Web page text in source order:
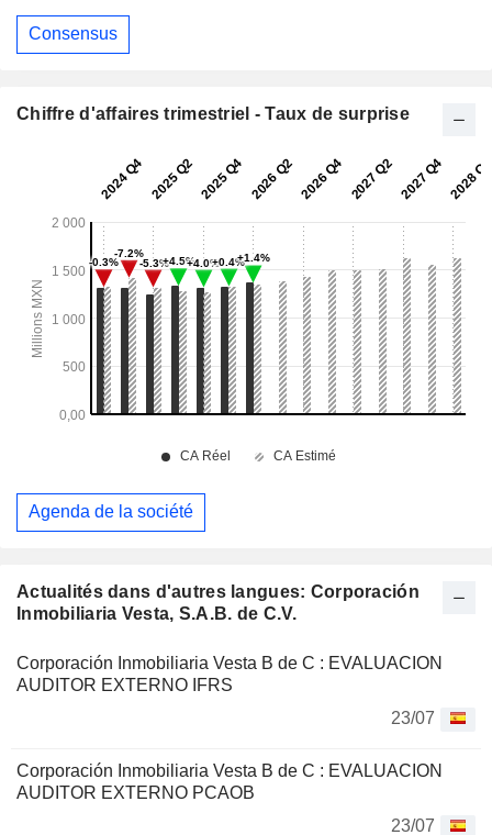
Actualités dans d'autres langues: Corporación
Inmobiliaria Vesta, S.A.B. de C.V.
Corporación Inmobiliaria Vesta B de C : EVALUACION
AUDITOR EXTERNO IFRS
23/07
Corporación Inmobiliaria Vesta B de C : EVALUACION
AUDITOR EXTERNO PCAOB
23/07
Consensus
Chiffre d'affaires trimestriel - Taux de surprise
Agenda de la société